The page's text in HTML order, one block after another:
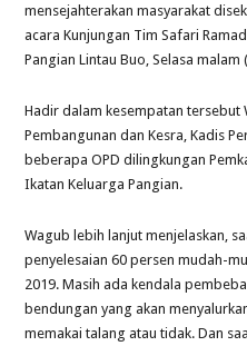
mensejahterakan masyarakat
acara Kunjungan Tim Safari
Pangian Lintau Buo, Selasa malam
Hadir dalam kesempatan tersebut
Pembangunan dan Kesra, Kadis
beberapa OPD dilingkungan
Ikatan Keluarga Pangian.
Wagub lebih lanjut menjelaskan,
penyelesaian 60 persen mudah-
2019. Masih ada kendala
bendungan yang akan
memakai talang atau tidak. Dan